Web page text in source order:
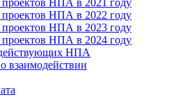
НПА в 2021 году
НПА в 2022 году
НПА в 2023 году
НПА в 2024 году
НПА
взаимодействии